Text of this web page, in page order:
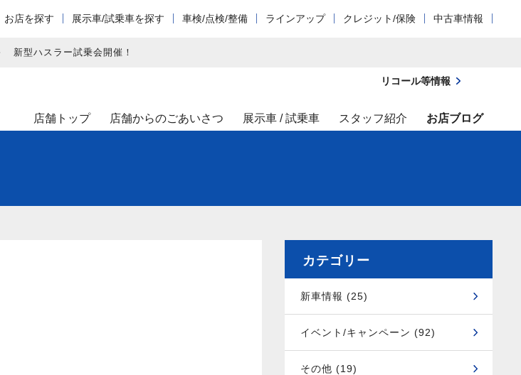
お店を探す 展示車/試乗車を探す 車検/点検/整備 ラインアップ クレジット/保険 中古車情報
新型ハスラー試乗会開催！
店舗トップ 店舗からのごあいさつ 展示車 / 試乗車 スタッフ紹介 お店ブログ
リコール等情報
カテゴリー
新車情報 (25)
イベント/キャンペーン (92)
その他 (19)